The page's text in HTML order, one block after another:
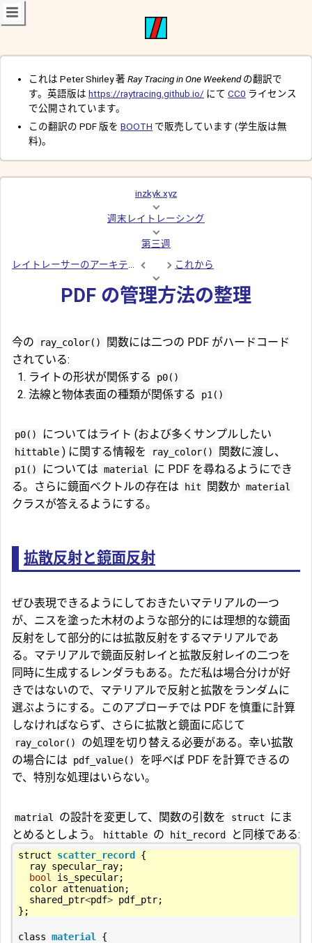
これは Peter Shirley 著 Ray Tracing in One Weekendの翻訳で
す。英語版は https://raytracing.github.io/ にて CC0 ライセンス
で公開されています。
この翻訳の PDF 版を BOOTH で販売しています (学生版は無
料)。
inzkyk.xyz
週末レイトレーシング
第三週
これから
PDF の管理方法の整理
今の ray_color()
関数には二つの PDF がハードコード
されている:
ライトの形状が関係する
p0()
法線と物体表面の種類が関係する p1()
p0() についてはライト (および多くサンプルしたい
hittable ) に関する情報を ray_color() 関数に渡し、
p1() については material
に PDF を尋ねるようにでき
る。さらに鏡面ベクトルの存在は
hit 関数か material
クラスが答えるようにする。
拡散反射と鏡面反射
ぜひ表現できるようにしておきたいマテリアルの一つ
が、ニスを塗った木材のような部分的には理想的な鏡面
反射をして部分的には拡散反射をするマテリアルであ
る。マテリアルで鏡面反射レイと拡散反射レイの二つを
同時に生成するレンダラもある。ただ私は場合分けが好
きではないので、マテリアルで反射と拡散をランダムに
選ぶようにする。このアプローチでは PDF を慎重に計算
しなければならず、さらに拡散と鏡面に応じて
ray_color()
の処理を切り替える必要がある。幸い拡散
の場合には
pdf_value()
を呼べば PDF を計算できるの
で、特別な処理はいらない。
matrial の設計を変更して、関数の引数を struct
にま
とめるとしよう。
hittable の hit_record と同様である:
struct scatter_record
{
ray specular_ray;
bool
is_specular;
color attenuation;
shared_ptr<pdf> pdf_ptr;
};
class material
{